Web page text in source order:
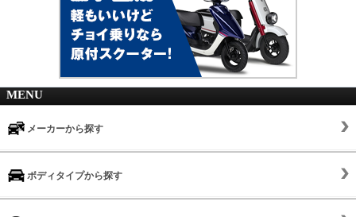
MENU
メーカーから探す
ボディタイプから探す